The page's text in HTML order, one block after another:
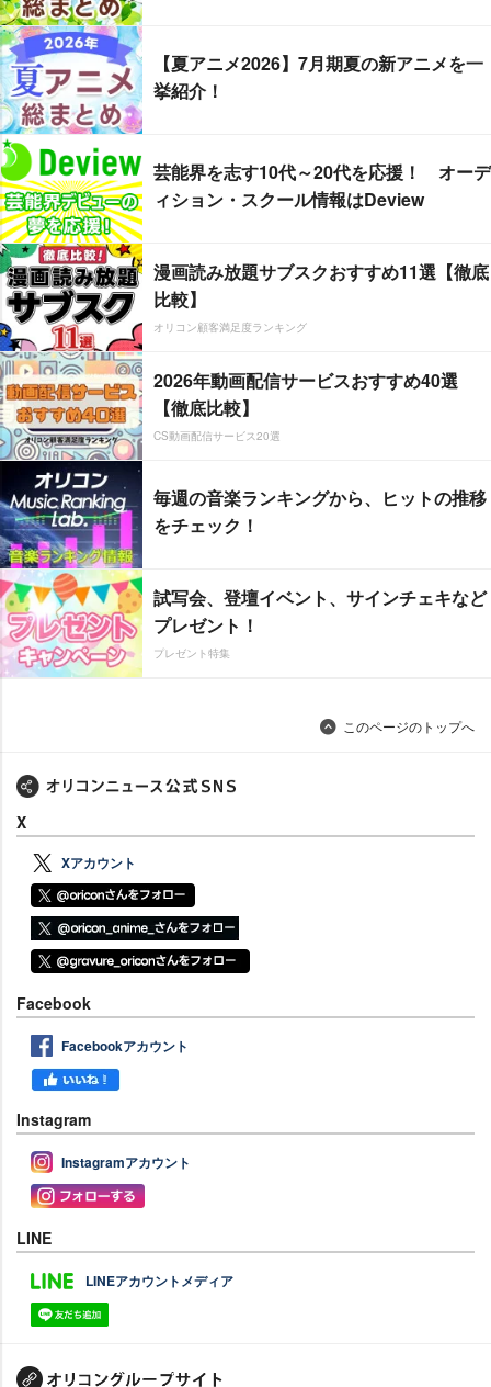
【夏アニメ2026】7月期夏の新アニメを一
挙紹介！
芸能界を志す10代～20代を応援！ オーデ
ィション・スクール情報はDeview
漫画読み放題サブスクおすすめ11選【徹底
比較】
オリコン顧客満足度ランキング
2026年動画配信サービスおすすめ40選
【徹底比較】
CS動画配信サービス20選
毎週の音楽ランキングから、ヒットの推移
をチェック！
試写会、登壇イベント、サインチェキなど
プレゼント！
プレゼント特集
このページのトップへ
X
Xアカウント
Facebook
Facebookアカウント
Instagram
Instagramアカウント
LINE
LINEアカウントメディア